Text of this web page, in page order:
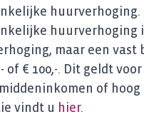
huurverhoging.
huurverhoging
maar een vast
of € 100,-. Dit geldt
of hoog
vindt u hier.